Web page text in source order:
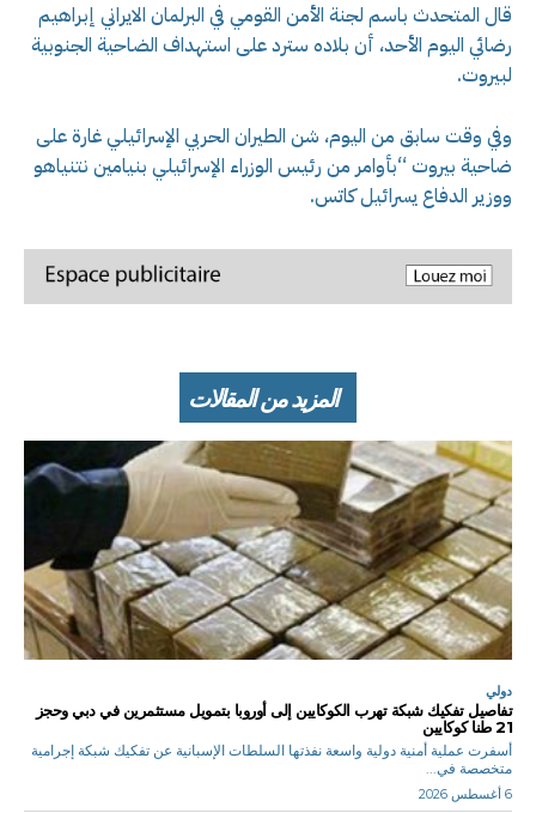
قال المتحدث باسم لجنة الأمن القومي في البرلمان الايراني إبراهيم
رضائي اليوم الأحد، أن بلاده سترد على استهداف الضاحية الجنوبية
لبيروت.
وفي وقت سابق من اليوم، شن الطيران الحربي الإسرائيلي غارة على
ضاحية بيروت “بأوامر من رئيس الوزراء الإسرائيلي بنيامين نتنياهو
ووزير الدفاع يسرائيل كاتس.
المزيد من المقالات
دولي
تفاصيل تفكيك شبكة تهرب الكوكايين إلى أوروبا بتمويل مستثمرين في دبي وحجز
21 طنا كوكايين
أسفرت عملية أمنية دولية واسعة نفذتها السلطات الإسبانية عن تفكيك شبكة إجرامية
متخصصة في...
6 أغسطس 2026